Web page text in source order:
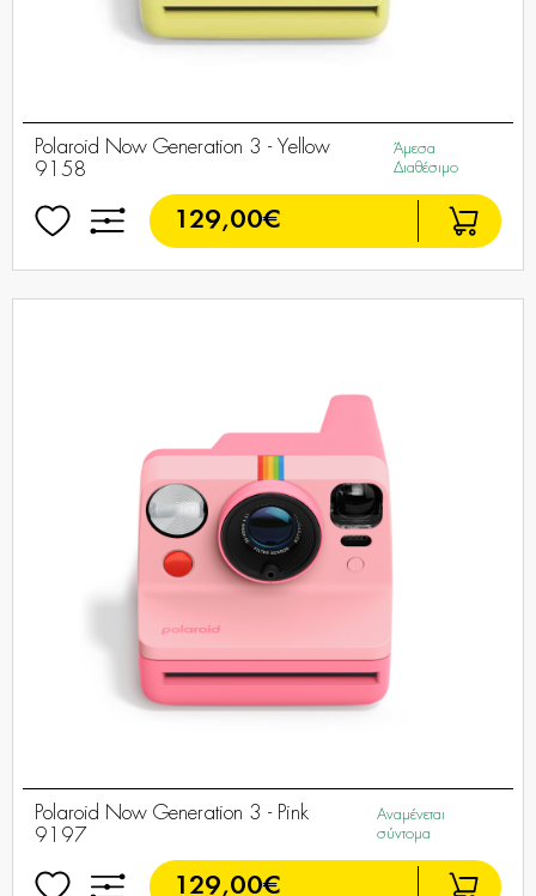
Polaroid Now Generation 3 - Yellow
9158
Άμεσα
Διαθέσιμο
129,00€
Polaroid Now Generation 3 - Pink
9197
Αναμένεται
σύντομα
129,00€